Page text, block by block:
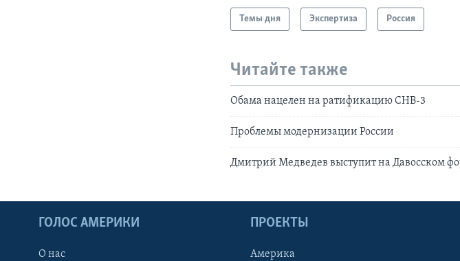
Темы дня Экспертиза Россия
Читайте также
Обама нацелен на ратификацию СНВ-3
Проблемы модернизации России
Дмитрий Медведев выступит на Давосском
ГОЛОС АМЕРИКИ
О нас
ПРОЕКТЫ
Америка